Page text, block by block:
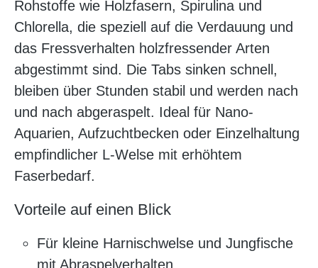
Rohstoffe wie Holzfasern, Spirulina und
Chlorella, die speziell auf die Verdauung und
das Fressverhalten holzfressender Arten
abgestimmt sind. Die Tabs sinken schnell,
bleiben über Stunden stabil und werden nach
und nach abgeraspelt. Ideal für Nano-
Aquarien, Aufzuchtbecken oder Einzelhaltung
empfindlicher L-Welse mit erhöhtem
Faserbedarf.
Vorteile auf einen Blick
Für kleine Harnischwelse und Jungfische
mit Abraspelverhalten